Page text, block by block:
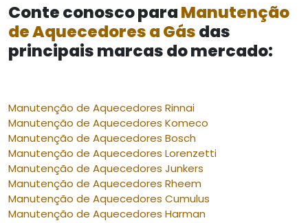
Conte conosco paraManutenção
de Aquecedores a Gásdas
principais marcas do mercado:
Manutenção de Aquecedores Rinnai
Manutenção de Aquecedores Komeco
Manutenção de Aquecedores Bosch
Manutenção de Aquecedores Lorenzetti
Manutenção de Aquecedores Junkers
Manutenção de Aquecedores Rheem
Manutenção de Aquecedores Cumulus
Manutenção de Aquecedores Harman